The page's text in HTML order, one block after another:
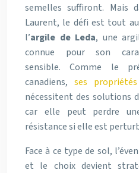
semelles suffiront. Mais
Laurent, le défi est tout
l’argile de Leda, une
connue pour son
sensible. Comme le
canadiens, ses
nécessitent des solutions
car elle peut perdre
résistance si elle est
Face à ce type de sol,
et le choix devient